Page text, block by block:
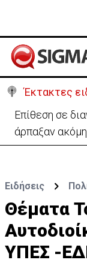
Έκτακτες
Ιταλία-
το Σένγκεν
Ειδήσεις
Θέματα
ΥΠΕΣ -